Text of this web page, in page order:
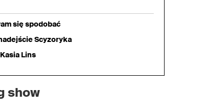
się spodobać
Scyzoryka
Lins
show